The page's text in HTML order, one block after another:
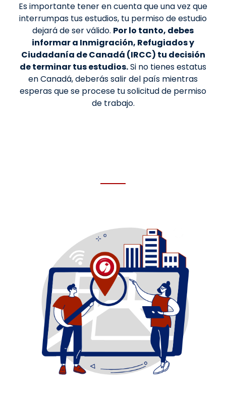
Es importante tener en cuenta que una vez que
interrumpas tus estudios, tu permiso de estudio
dejará de ser válido. Por lo tanto, debes
informar a Inmigración, Refugiados y
Ciudadanía de Canadá (IRCC) tu decisión
de terminar tus estudios.Si no tienes estatus
en Canadá, deberás salir del país mientras
esperas que se procese tu solicitud de permiso
de trabajo.